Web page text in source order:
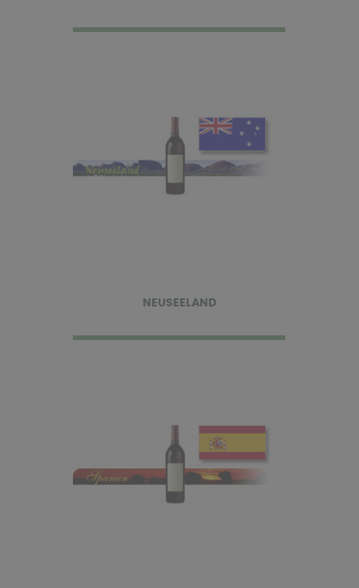
NEUSEELAND